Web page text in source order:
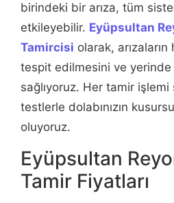
birindeki bir arıza, tüm
etkileyebilir. Eyüpsultan
Tamircisi olarak, arızaların
tespit edilmesini ve yerinde
sağlıyoruz. Her tamir işlemi
testlerle dolabınızın
oluyoruz.
Eyüpsultan
Tamir Fiyatları